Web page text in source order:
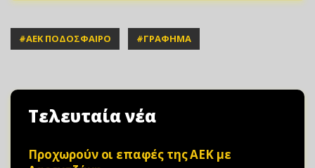
#ΑΕΚ ΠΟΔΟΣΦΑΙΡΟ #ΓΡΑΦΗΜΑ
Τελευταία νέα
Προχωρούν οι επαφές της ΑΕΚ με